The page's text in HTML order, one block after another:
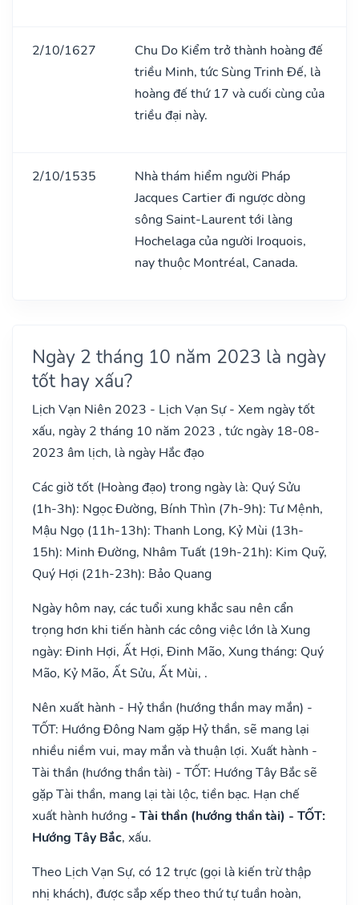
2/10/1627
Chu Do Kiểm trở thành hoàng đế
triều Minh, tức Sùng Trinh Đế, là
hoàng đế thứ 17 và cuối cùng của
triều đại này.
2/10/1535
Nhà thám hiểm người Pháp
Jacques Cartier đi ngược dòng
sông Saint-Laurent tới làng
Hochelaga của người Iroquois,
nay thuộc Montréal, Canada.
Ngày 2 tháng 10 năm 2023 là ngày
tốt hay xấu?
Lịch Vạn Niên 2023 - Lịch Vạn Sự - Xem ngày tốt
xấu, ngày 2 tháng 10 năm 2023 , tức ngày 18-08-
2023 âm lịch, là ngày Hắc đạo
Các giờ tốt (Hoàng đạo) trong ngày là: Quý Sửu
(1h-3h): Ngọc Đường, Bính Thìn (7h-9h): Tư Mệnh,
Mậu Ngọ (11h-13h): Thanh Long, Kỷ Mùi (13h-
15h): Minh Đường, Nhâm Tuất (19h-21h): Kim Quỹ,
Quý Hợi (21h-23h): Bảo Quang
Ngày hôm nay, các tuổi xung khắc sau nên cẩn
trọng hơn khi tiến hành các công việc lớn là Xung
ngày: Đinh Hợi, Ất Hợi, Đinh Mão, Xung tháng: Quý
Mão, Kỷ Mão, Ất Sửu, Ất Mùi, .
Nên xuất hành - Hỷ thần (hướng thần may mắn) -
TỐT: Hướng Đông Nam gặp Hỷ thần, sẽ mang lại
nhiều niềm vui, may mắn và thuận lợi. Xuất hành -
Tài thần (hướng thần tài) - TỐT: Hướng Tây Bắc sẽ
gặp Tài thần, mang lại tài lộc, tiền bạc. Hạn chế
xuất hành hướng - Tài thần (hướng thần tài) - TỐT:
Hướng Tây Bắc, xấu.
Theo Lịch Vạn Sự, có 12 trực (gọi là kiến trừ thập
nhị khách), được sắp xếp theo thứ tự tuần hoàn,